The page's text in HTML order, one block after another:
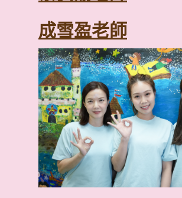
其他資歷
英國皇家音樂學院樂理
英國皇家音樂學院鋼琴
學前教育資歷
幼兒教育高級文憑
其他資歷
教育榮譽學士(特殊需要)
香港聖約翰救傷會急救
青協兒童體適能教練培訓
兒童藝術正向心理學證書
成雪盈老師
學前教育資歷
幼兒教育榮譽學士
其他資歷
香港聖約翰救傷隊急救證
兒童藝術教育專業證書